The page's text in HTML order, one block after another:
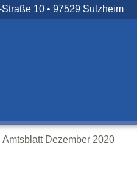
10 • 97529 Sulzheim
Amtsblatt Dezember 2020